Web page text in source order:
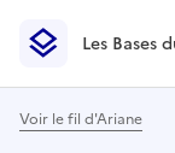
Les Bases du
Les Bases
Voir le fil d'Ariane